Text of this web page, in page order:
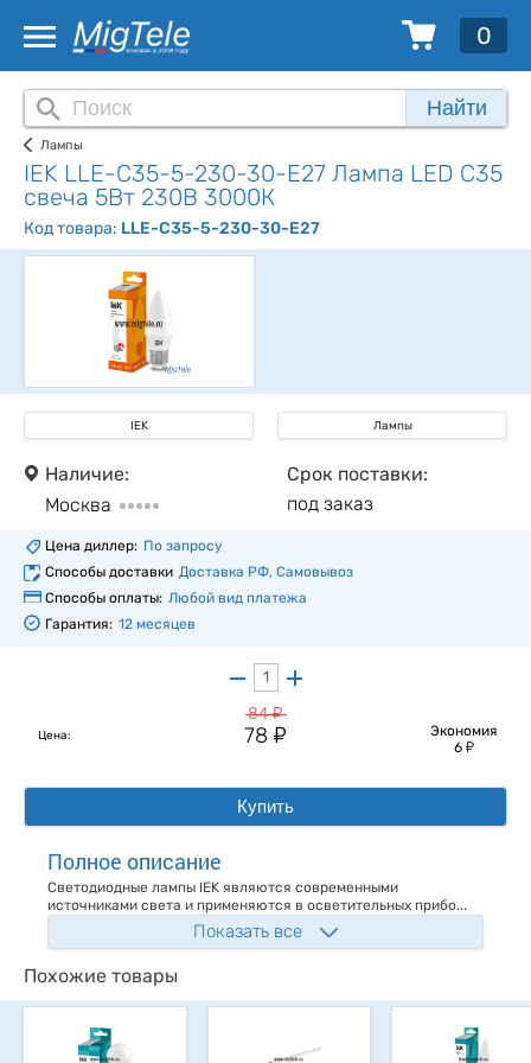
0
Найти
Лампы
IEK LLE-C35-5-230-30-E27 Лампа LED C35
свеча 5Вт 230В 3000К
Код товара: LLE-C35-5-230-30-E27
IEK Лампы
Наличие:
Москва
Срок поставки:
под заказ
Цена диллер: По запросу
Способы доставки Доставка РФ, Самовывоз
Способы оплаты: Любой вид платежа
Гарантия: 12 месяцев
Цена:
84у
78у
Экономия
6 у
Купить
Полное описание
Светодиодные лампы IEK являются современными
источниками света и применяются в осветительных прибо...
Показать все
Похожие товары